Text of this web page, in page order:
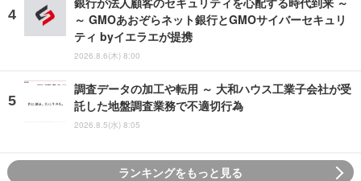
～ GMOあおぞらネット銀行とGMOサイバーセキュリ
ティ byイエラエが提携
2026.8.6(木) 8:00
調査データの加工や転用 ～ 大和ハウス工業子会社が受
託した地盤調査業務で不適切行為
2026.8.5(水) 8:05
ランキングをもっと見る